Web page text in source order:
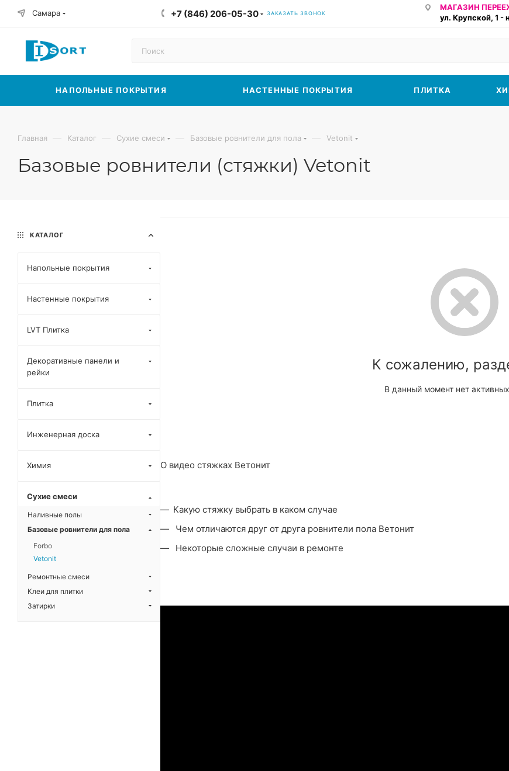
Самара +7 (846) 206-05-30 ЗАКАЗАТЬ ЗВОНОК
МАГАЗИН
ул. Крупской, 1 -
НАПОЛЬНЫЕ ПОКРЫТИЯ НАСТЕННЫЕ ПОКРЫТИЯ ПЛИТКА
Главная — Каталог — Сухие смеси — Базовые ровнители для пола — Vetonit
Базовые ровнители (стяжки) Vetonit
К сожалению,
В данный момент нет
О видео стяжках Ветонит
Какую стяжку выбрать в каком случае
Чем отличаются друг от друга ровнители пола Ветонит
Некоторые сложные случаи в ремонте
КАТАЛОГ
Напольные покрытия
Настенные покрытия
LVT Плитка
Декоративные панели и
рейки
Плитка
Инженерная доска
Химия
Сухие смеси
Наливные полы
Базовые ровнители для пола
Forbo
Vetonit
Ремонтные смеси
Клеи для плитки
Затирки